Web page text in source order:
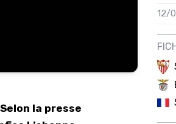
la presse
12/
12/
12/01
12/